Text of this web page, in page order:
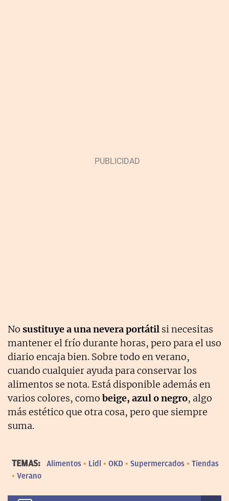
No sustituye a una nevera portátil si necesitas
mantener el frío durante horas, pero para el uso
diario encaja bien. Sobre todo en verano,
cuando cualquier ayuda para conservar los
alimentos se nota. Está disponible además en
varios colores, como beige, azul o negro, algo
más estético que otra cosa, pero que siempre
suma.
TEMAS: Alimentos Lidl OKD Supermercados
Tiendas
Verano